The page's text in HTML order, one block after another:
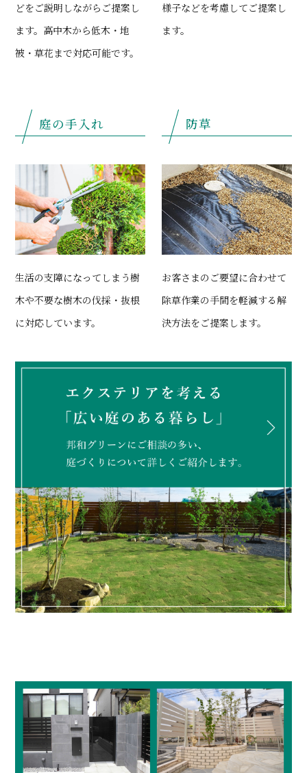
どをご説明しながらご提案し
ます。高中木から低木・地
被・草花まで対応可能です。
様子などを考慮してご提案し
ます。
庭の手入れ
生活の支障になってしまう樹
木や不要な樹木の伐採・抜根
に対応しています。
防草
お客さまのご要望に合わせて
除草作業の手間を軽減する解
決方法をご提案します。